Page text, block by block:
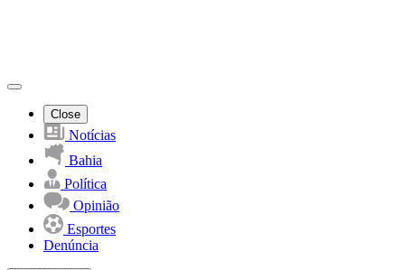
Close
Notícias
Bahia
Política
Opinião
Esportes
Denúncia